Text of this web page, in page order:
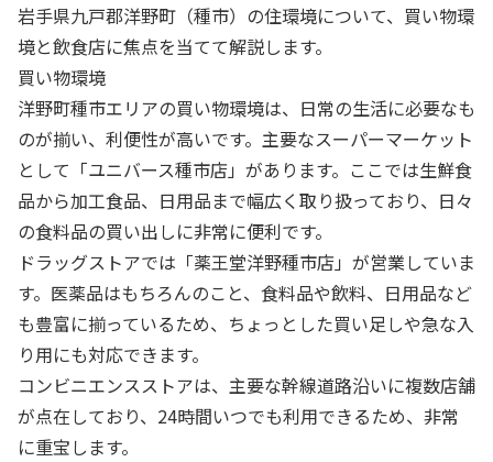
岩手県九戸郡洋野町（種市）の住環境について、買い物環
境と飲食店に焦点を当てて解説します。
買い物環境
洋野町種市エリアの買い物環境は、日常の生活に必要なも
のが揃い、利便性が高いです。主要なスーパーマーケット
として「ユニバース種市店」があります。ここでは生鮮食
品から加工食品、日用品まで幅広く取り扱っており、日々
の食料品の買い出しに非常に便利です。
ドラッグストアでは「薬王堂洋野種市店」が営業していま
す。医薬品はもちろんのこと、食料品や飲料、日用品など
も豊富に揃っているため、ちょっとした買い足しや急な入
り用にも対応できます。
コンビニエンスストアは、主要な幹線道路沿いに複数店舗
が点在しており、24時間いつでも利用できるため、非常
に重宝します。